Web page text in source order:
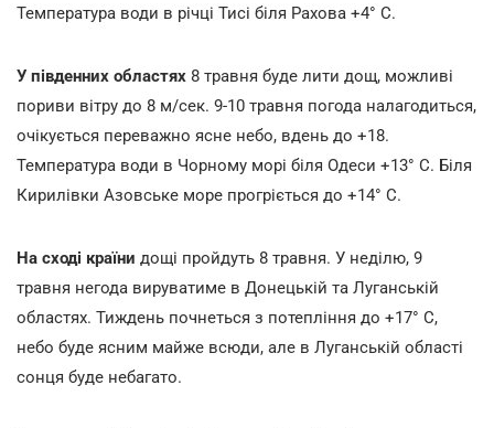
Температура води в річці Тисі біля Рахова +4° С.
У південних областях 8 травня буде лити дощ, можливі
пориви вітру до 8 м/сек. 9-10 травня погода налагодиться,
очікується переважно ясне небо, вдень до +18.
Температура води в Чорному морі біля Одеси +13° С. Біля
Кирилівки Азовське море прогріється до +14° С.
На сході країни дощі пройдуть 8 травня. У неділю, 9
травня негода вируватиме в Донецькій та Луганській
областях. Тиждень почнеться з потепління до +17° С,
небо буде ясним майже всюди, але в Луганській області
сонця буде небагато.